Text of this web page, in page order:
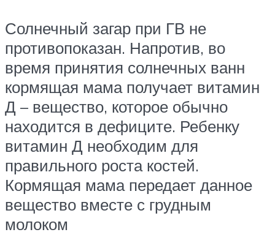
Солнечный загар при ГВ не
противопоказан. Напротив, во
время принятия солнечных ванн
кормящая мама получает витамин
Д – вещество, которое обычно
находится в дефиците. Ребенку
витамин Д необходим для
правильного роста костей.
Кормящая мама передает данное
вещество вместе с грудным
молоком